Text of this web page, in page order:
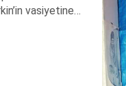
vasiyetine…